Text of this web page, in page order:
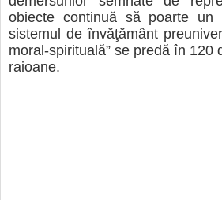
obiecte continuă să poarte
sistemul de învăţământ
moral-spirituală” se predă în
raioane.